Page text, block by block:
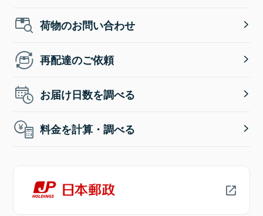
荷物のお問い合わせ
再配達のご依頼
お届け日数を調べる
料金を計算・調べる